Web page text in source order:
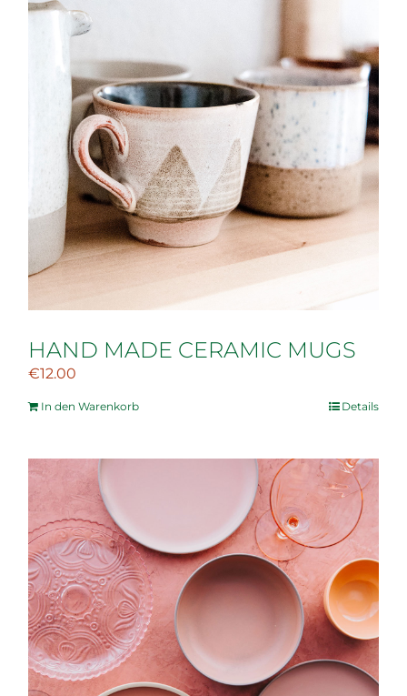
HAND MADE CERAMIC MUGS
€12.00
In den Warenkorb Details